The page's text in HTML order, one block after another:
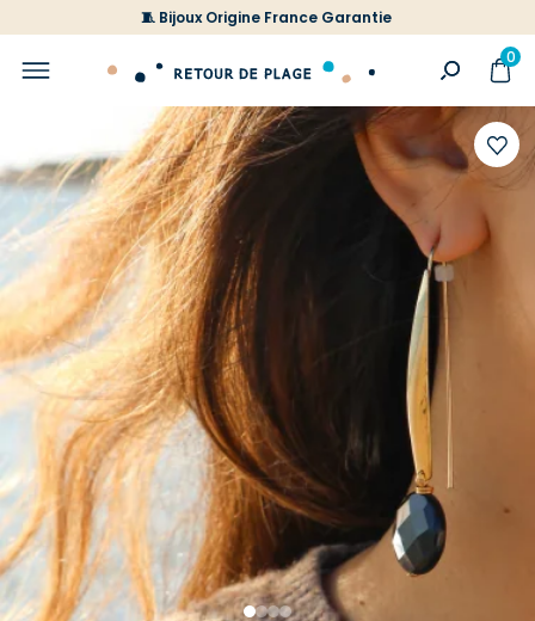
🧵 Bijoux Origine France Garantie
0
à
votre